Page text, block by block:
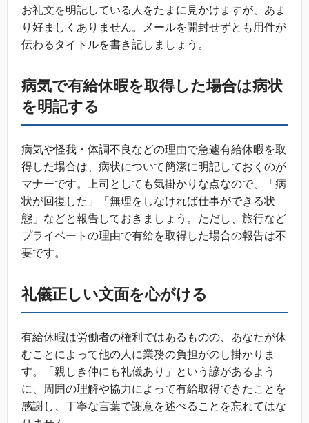
お礼文を明記している人をたまに見かけますが、あま
り好ましくありません。メールを開封せずとも用件が
伝わるタイトルを書き記しましょう。
病気で有給休暇を取得した場合は病状
を明記する
病気や怪我・体調不良などの理由で急遽有給休暇を取
得した場合は、病状について簡潔に明記しておくのが
マナーです。上司としても気掛かりな点なので、「病
状が回復した」「無理をしなければ仕事ができる状
態」などと報告しておきましょう。ただし、旅行など
プライベートの理由で有給を取得した場合の報告は不
要です。
礼儀正しい文面を心がける
有給休暇は労働者の権利ではあるものの、あなたが休
むことによって他の人に業務の負担がのし掛かりま
す。「親しき仲にも礼儀あり」という諺があるよう
に、周囲の理解や協力によって有給取得できたことを
感謝し、丁寧な言葉で謝意を述べることを忘れてはな